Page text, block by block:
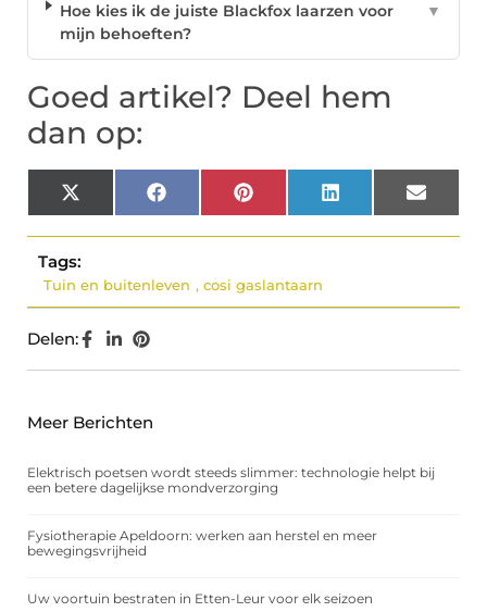
Hoe kies ik de juiste Blackfox laarzen voor
mijn behoeften?
▼
Goed artikel? Deel hem
dan op:
X
(Twitter)
Facebook Pinterest LinkedIn Email
Tags:
Tuin en buitenleven , cosi gaslantaarn
Delen:
Meer Berichten
Elektrisch poetsen wordt steeds slimmer: technologie helpt bij
een betere dagelijkse mondverzorging
Fysiotherapie Apeldoorn: werken aan herstel en meer
bewegingsvrijheid
Uw voortuin bestraten in Etten-Leur voor elk seizoen